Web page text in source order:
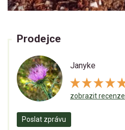
Prodejce
Janyke
zobrazit recenze
Poslat zprávu